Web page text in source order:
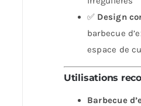
✅ Design
barbecue
espace de
Utilisations
Barbecue